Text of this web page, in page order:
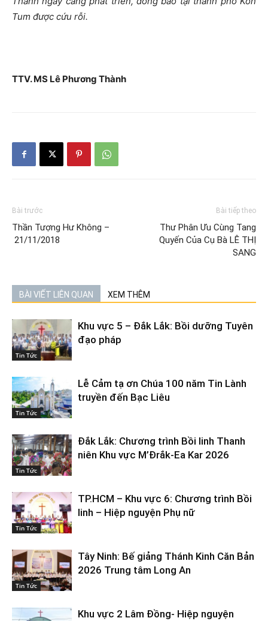
Tum được cứu rỗi.
TTV. MS Lê Phương Thành
Bài trước
Thần Tượng Hư Không –
21/11/2018
Bài tiếp theo
Thư Phân Ưu Cùng Tang
Quyến Của Cụ Bà LÊ THỊ
SANG
BÀI VIẾT LIÊN QUAN XEM THÊM
Tin Tức
Khu vực 5 – Đắk Lắk: Bồi dưỡng Tuyên
đạo pháp
Tin Tức
Lễ Cảm tạ ơn Chúa 100 năm Tin Lành
truyền đến Bạc Liêu
Tin Tức
Đắk Lắk: Chương trình Bồi linh Thanh
niên Khu vực M’Đrắk-Ea Kar 2026
Tin Tức
TP.HCM – Khu vực 6: Chương trình Bồi
linh – Hiệp nguyện Phụ nữ
Tin Tức
Tây Ninh: Bế giảng Thánh Kinh Căn Bản
2026 Trung tâm Long An
Khu vực 2 Lâm Đồng- Hiệp nguyện